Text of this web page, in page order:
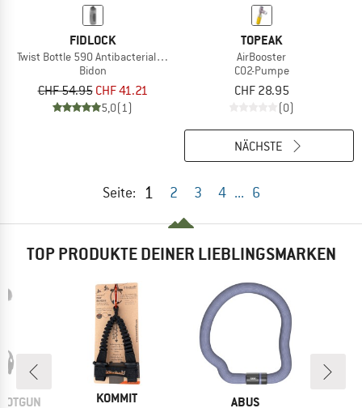
FIDLOCK
Twist Bottle 590 Antibacterial + Bike Base
Bidon
CHF 54.95 CHF 41.21
5,0(1)
TOPEAK
AirBooster
CO2-Pumpe
CHF 28.95
(0)
Seite: 1 2 3 4 ... 6
NÄCHSTE
TOP PRODUKTE DEINER LIEBLINGSMARKEN
MARKE
KOMMIT MARKE
ABUS